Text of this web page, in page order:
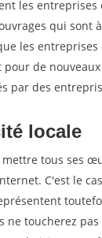
les
qui sont
les
pour de nouveaux
par des
locale
tous ses
C'est le
toucherez